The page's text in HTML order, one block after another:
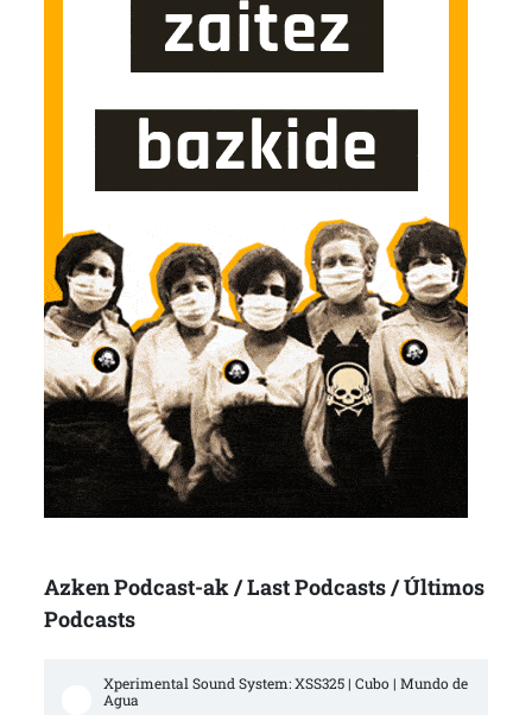
Azken Podcast-ak / Last Podcasts / Últimos
Podcasts
Xperimental Sound System: XSS325 | Cubo | Mundo de
Agua